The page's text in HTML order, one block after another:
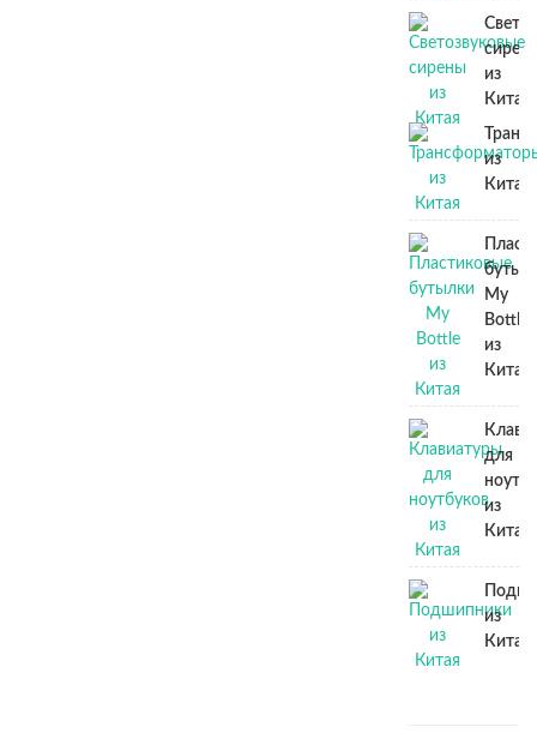
из
Китая
из
Китая
My
Bottle
из
Китая
для
из
Китая
из
Китая